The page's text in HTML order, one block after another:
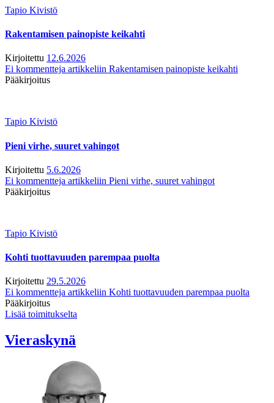
Tapio Kivistö
Rakentamisen painopiste keikahti
Kirjoitettu 12.6.2026
Ei kommentteja artikkeliin Rakentamisen painopiste keikahti
Pääkirjoitus
Tapio Kivistö
Pieni virhe, suuret vahingot
Kirjoitettu 5.6.2026
Ei kommentteja artikkeliin Pieni virhe, suuret vahingot
Pääkirjoitus
Tapio Kivistö
Kohti tuottavuuden parempaa puolta
Kirjoitettu 29.5.2026
Ei kommentteja artikkeliin Kohti tuottavuuden parempaa puolta
Pääkirjoitus
Lisää toimitukselta
Vieraskynä